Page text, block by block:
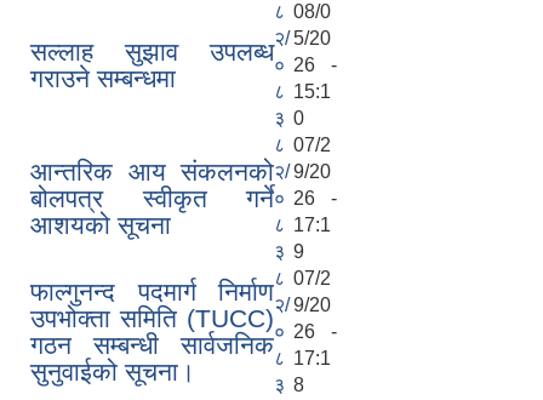
सल्लाह सुझाव उपलब्ध
गराउने सम्बन्धमा
८
२/
०
८
३
08/0
5/20
26 -
15:1
0
आन्तरिक आय संकलनको
बोलपत्र स्वीकृत गर्ने
आशयको सूचना
८
२/
०
८
३
07/2
9/20
26 -
17:1
9
फाल्गुनन्द पदमार्ग निर्माण
उपभोक्ता समिति (TUCC)
गठन सम्बन्धी सार्वजनिक
सुनुवाईको सूचना।
८
२/
०
८
३
07/2
9/20
26 -
17:1
8